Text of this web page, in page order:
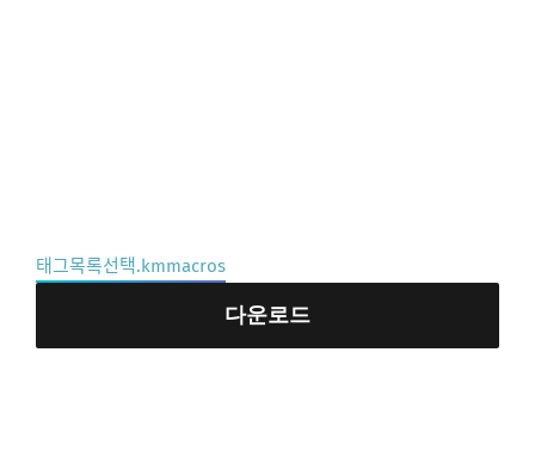
태그목록선택.kmmacros
다운로드